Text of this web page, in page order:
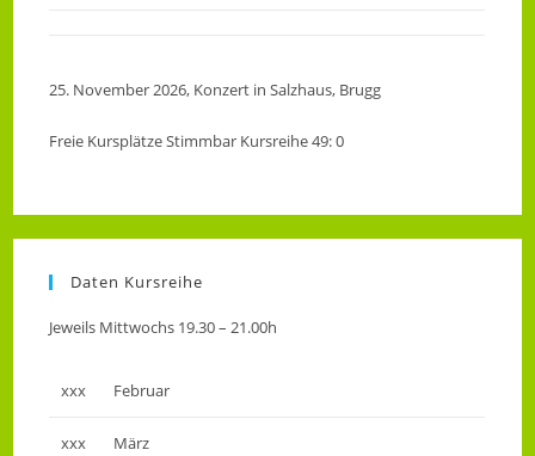
25. November 2026, Konzert in Salzhaus, Brugg
Freie Kursplätze Stimmbar Kursreihe 49: 0
Daten Kursreihe
Jeweils Mittwochs 19.30 – 21.00h
xxx Februar
xxx März